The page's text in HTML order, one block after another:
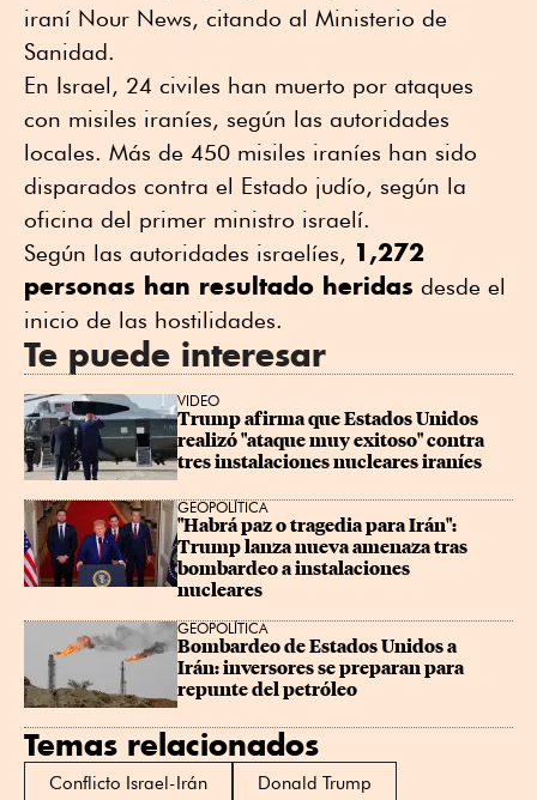
iraní Nour News, citando al Ministerio de
Sanidad.
En Israel, 24 civiles han muerto por ataques
con misiles iraníes, según las autoridades
locales. Más de 450 misiles iraníes han sido
disparados contra el Estado judío, según la
oficina del primer ministro israelí.
Según las autoridades israelíes, 1,272
personas han resultado heridas desde el
inicio de las hostilidades.
Te puede interesar
VIDEO
Trump afirma que Estados Unidos
realizó "ataque muy exitoso" contra
tres instalaciones nucleares iraníes
GEOPOLÍTICA
"Habrá paz o tragedia para Irán":
Trump lanza nueva amenaza tras
bombardeo a instalaciones
nucleares
GEOPOLÍTICA
Bombardeo de Estados Unidos a
Irán: inversores se preparan para
repunte del petróleo
Temas relacionados
Conflicto Israel-Irán Donald Trump